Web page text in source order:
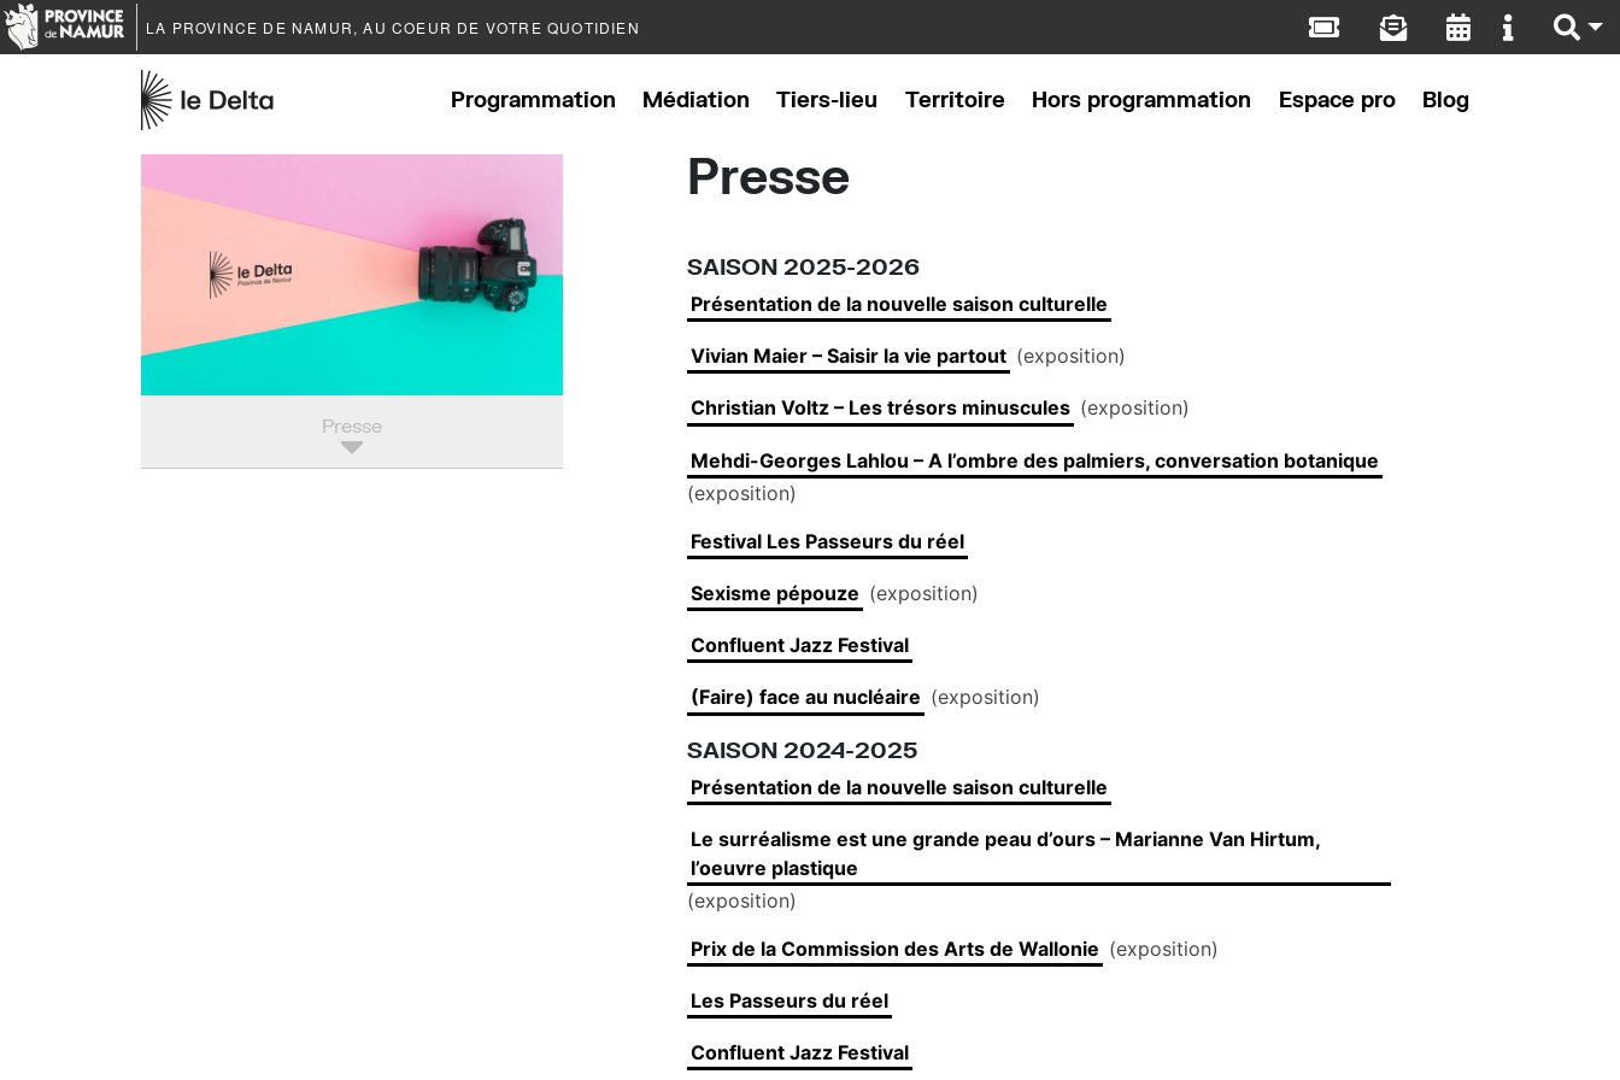
LA PROVINCE DE NAMUR, AU COEUR DE VOTRE QUOTIDIEN
Programmation Médiation Tiers-lieu Territoire Hors programmation Espace pro Blog
Presse
Presse
SAISON 2025-2026
Présentation de la nouvelle saison culturelle
Vivian Maier – Saisir la vie partout (exposition)
Christian Voltz – Les trésors minuscules (exposition)
Mehdi-Georges Lahlou – A l’ombre des palmiers, conversation botanique
(exposition)
Festival Les Passeurs du réel
Sexisme pépouze (exposition)
Confluent Jazz Festival
(Faire) face au nucléaire (exposition)
SAISON 2024-2025
Présentation de la nouvelle saison culturelle
Le surréalisme est une grande peau d’ours – Marianne Van Hirtum,
l’oeuvre plastique
(exposition)
Prix de la Commission des Arts de Wallonie (exposition)
Les Passeurs du réel
Confluent Jazz Festival